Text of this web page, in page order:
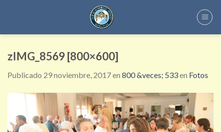
zIMG_8569 [800×600]
Publicado 29 noviembre, 2017en 800 &veces; 533en Fotos